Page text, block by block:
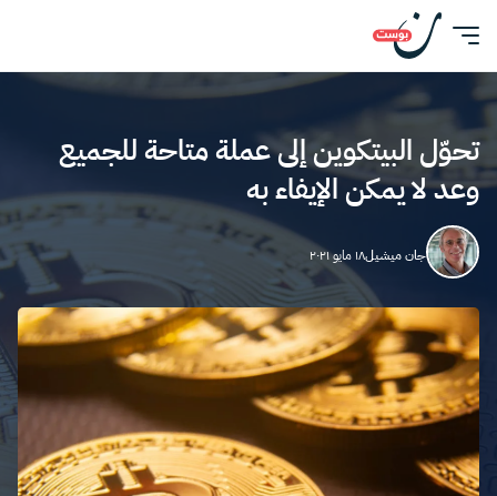
تحوّل البيتكوين إلى عملة متاحة للجميع
وعد لا يمكن الإيفاء به
جان ميشيل١٨ مايو ٢٠٢١